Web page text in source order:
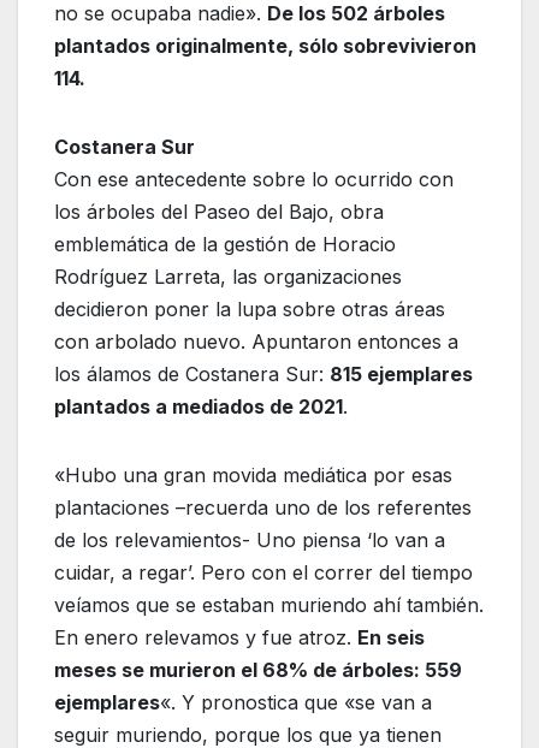
no se ocupaba nadie». De los 502 árboles
plantados originalmente, sólo sobrevivieron
114.
Costanera Sur
Con ese antecedente sobre lo ocurrido con
los árboles del Paseo del Bajo, obra
emblemática de la gestión de Horacio
Rodríguez Larreta, las organizaciones
decidieron poner la lupa sobre otras áreas
con arbolado nuevo. Apuntaron entonces a
los álamos de Costanera Sur: 815 ejemplares
plantados a mediados de 2021.
«Hubo una gran movida mediática por esas
plantaciones –recuerda uno de los referentes
de los relevamientos- Uno piensa ‘lo van a
cuidar, a regar’. Pero con el correr del tiempo
veíamos que se estaban muriendo ahí también.
En enero relevamos y fue atroz. En seis
meses se murieron el 68% de árboles: 559
ejemplares«. Y pronostica que «se van a
seguir muriendo, porque los que ya tienen